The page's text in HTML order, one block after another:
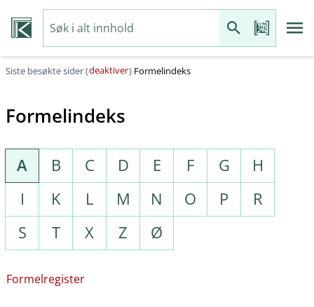
Siste besøkte sider (deaktiver) Formelindeks
Formelindeks
A B C D E F G
H
I
K L M N O P
R
S
T X Z Ø
Formelregister